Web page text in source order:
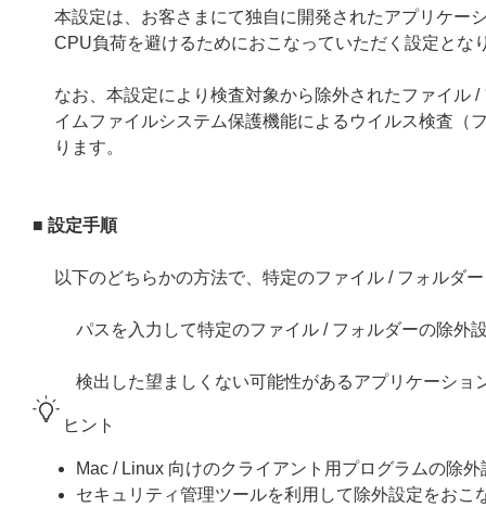
本設定は、お客さまにて独自に開発されたアプリケー
CPU負荷を避けるためにおこなっていただく設定とな
なお、本設定により検査対象から除外されたファイル
イムファイルシステム保護機能によるウイルス検査（
ります。
■ 設定手順
以下のどちらかの方法で、特定のファイル / フォルダ
パスを入力して特定のファイル / フォルダーの除外
検出した望ましくない可能性があるアプリケーシ
ヒント
Mac / Linux 向けのクライアント用プログラムの除
セキュリティ管理ツールを利用して除外設定をおこ